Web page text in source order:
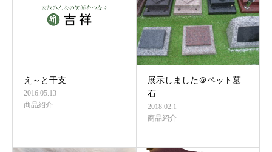
え～と干支
2016.05.13
商品紹介
展示しました＠ペット墓
石
2018.02.1
商品紹介